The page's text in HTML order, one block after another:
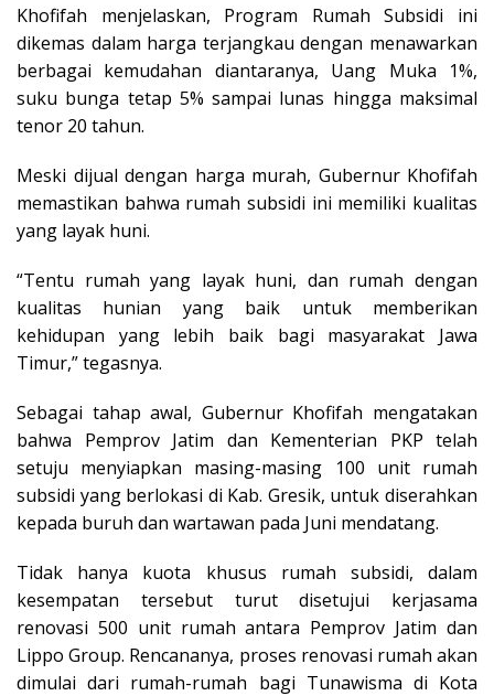
Khofifah menjelaskan, Program Rumah Subsidi ini
dikemas dalam harga terjangkau dengan menawarkan
berbagai kemudahan diantaranya, Uang Muka 1%,
suku bunga tetap 5% sampai lunas hingga maksimal
tenor 20 tahun.
Meski dijual dengan harga murah, Gubernur Khofifah
memastikan bahwa rumah subsidi ini memiliki kualitas
yang layak huni.
“Tentu rumah yang layak huni, dan rumah dengan
kualitas hunian yang baik untuk memberikan
kehidupan yang lebih baik bagi masyarakat Jawa
Timur,” tegasnya.
Sebagai tahap awal, Gubernur Khofifah mengatakan
bahwa Pemprov Jatim dan Kementerian PKP telah
setuju menyiapkan masing-masing 100 unit rumah
subsidi yang berlokasi di Kab. Gresik, untuk diserahkan
kepada buruh dan wartawan pada Juni mendatang.
Tidak hanya kuota khusus rumah subsidi, dalam
kesempatan tersebut turut disetujui kerjasama
renovasi 500 unit rumah antara Pemprov Jatim dan
Lippo Group. Rencananya, proses renovasi rumah akan
dimulai dari rumah-rumah bagi Tunawisma di Kota